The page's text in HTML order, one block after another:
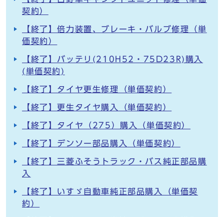
契約）
【終了】倍力装置、ブレーキ・バルブ修理（単
価契約）
【終了】バッテリ(210H52・75D23R)購入
(単価契約)
【終了】タイヤ更生修理（単価契約）
【終了】更生タイヤ購入（単価契約）
【終了】タイヤ（275）購入（単価契約）
【終了】デンソー部品購入（単価契約）
【終了】三菱ふそうトラック・バス純正部品購
入
【終了】いすゞ自動車純正部品購入（単価契
約）